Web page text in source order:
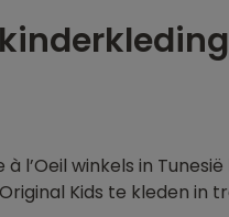
l’Oeil winkels in
Kids te kleden in